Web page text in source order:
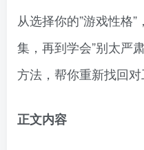
从选择你的”游戏性格”
集，再到学会”别太严
方法，帮你重新找回对
正文内容